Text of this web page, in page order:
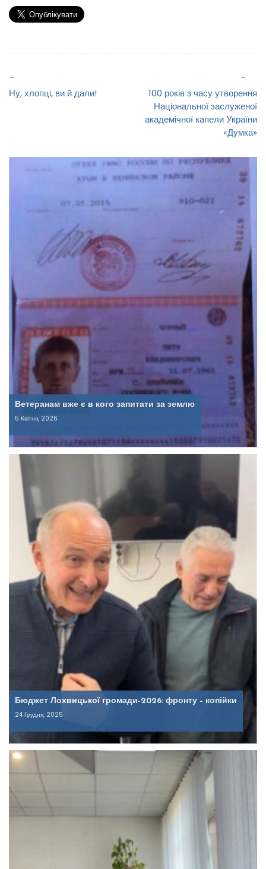
Ну, хлопці, ви й дали!
100 років з часу утворення
Національної заслуженої
академічної капели України
«Думка»
Ветеранам вже є в кого запитати за землю
5 Квітня, 2026
Бюджет Лохвицької громади-2026: фронту – копійки
24 Грудня, 2025